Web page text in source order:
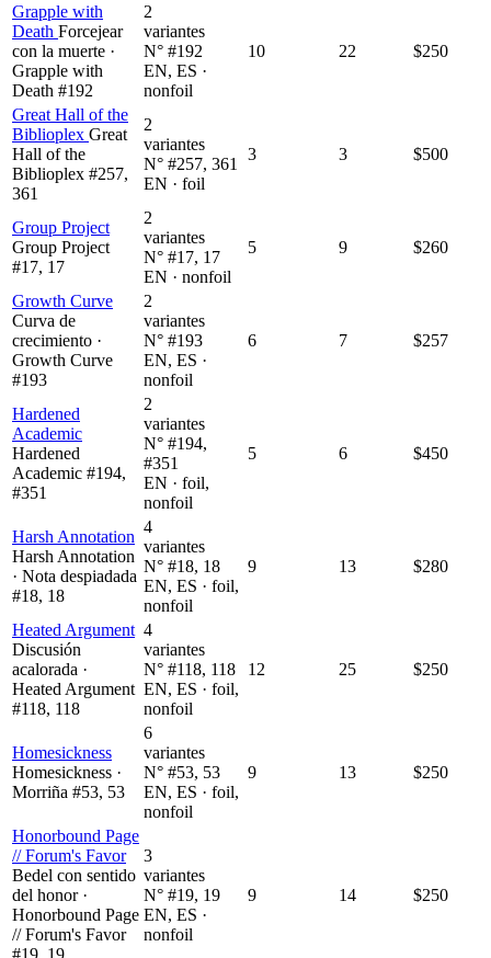
Grapple with
Death Forcejear
con la muerte ·
Grapple with
Death #192
2
variantes
N° #192
EN, ES ·
nonfoil
10 22 $250
Great Hall of the
Biblioplex Great
Hall of the
Biblioplex #257,
361
2
variantes
N° #257, 361
EN · foil
3 3 $500
Group Project
Group Project
#17, 17
2
variantes
N° #17, 17
EN · nonfoil
5 9 $260
Growth Curve
Curva de
crecimiento ·
Growth Curve
#193
2
variantes
N° #193
EN, ES ·
nonfoil
6 7 $257
Hardened
Academic
Hardened
Academic #194,
#351
2
variantes
N° #194,
#351
EN · foil,
nonfoil
5 6 $450
Harsh Annotation
Harsh Annotation
· Nota despiadada
#18, 18
4
variantes
N° #18, 18
EN, ES · foil,
nonfoil
9 13 $280
Heated Argument
Discusión
acalorada ·
Heated Argument
#118, 118
4
variantes
N° #118, 118
EN, ES · foil,
nonfoil
12 25 $250
Homesickness
Homesickness ·
Morriña #53, 53
6
variantes
N° #53, 53
EN, ES · foil,
nonfoil
9 13 $250
Honorbound Page
// Forum's Favor
Bedel con sentido
del honor ·
Honorbound Page
// Forum's Favor
#19, 19
3
variantes
N° #19, 19
EN, ES ·
nonfoil
9 14 $250